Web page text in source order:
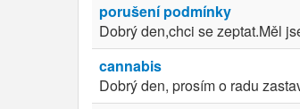
porušení podmínky
Dobrý den,chci se zeptat.Měl
cannabis
Dobrý den, prosím o radu